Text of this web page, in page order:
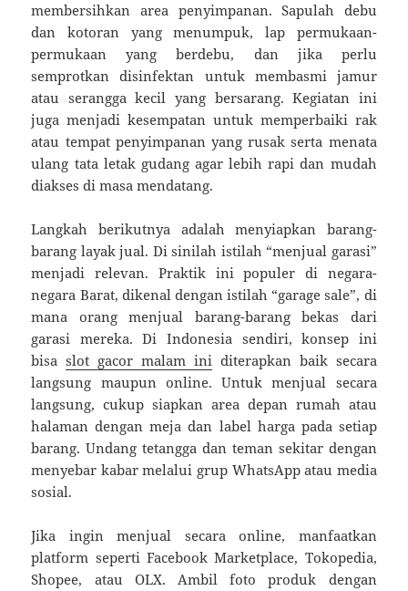
membersihkan area penyimpanan. Sapulah debu
dan kotoran yang menumpuk, lap permukaan-
permukaan yang berdebu, dan jika perlu
semprotkan disinfektan untuk membasmi jamur
atau serangga kecil yang bersarang. Kegiatan ini
juga menjadi kesempatan untuk memperbaiki rak
atau tempat penyimpanan yang rusak serta menata
ulang tata letak gudang agar lebih rapi dan mudah
diakses di masa mendatang.
Langkah berikutnya adalah menyiapkan barang-
barang layak jual. Di sinilah istilah “menjual garasi”
menjadi relevan. Praktik ini populer di negara-
negara Barat, dikenal dengan istilah “garage sale”, di
mana orang menjual barang-barang bekas dari
garasi mereka. Di Indonesia sendiri, konsep ini
bisaslot gacor malam iniditerapkan baik secara
langsung maupun online. Untuk menjual secara
langsung, cukup siapkan area depan rumah atau
halaman dengan meja dan label harga pada setiap
barang. Undang tetangga dan teman sekitar dengan
menyebar kabar melalui grup WhatsApp atau media
sosial.
Jika ingin menjual secara online, manfaatkan
platform seperti Facebook Marketplace, Tokopedia,
Shopee, atau OLX. Ambil foto produk dengan